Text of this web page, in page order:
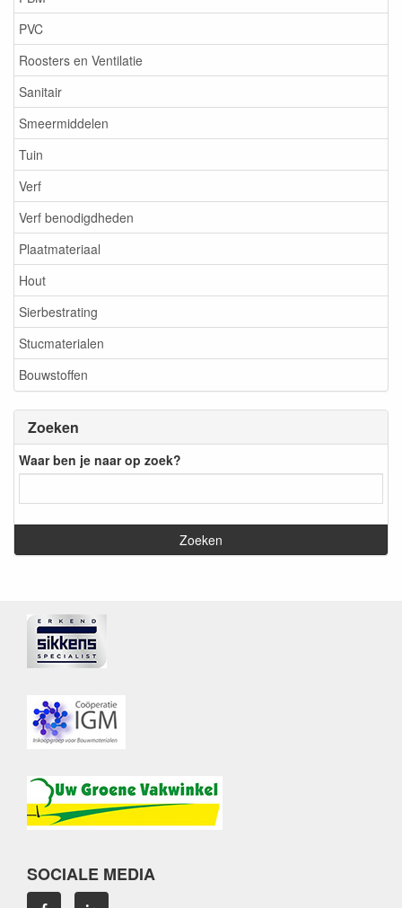
PVC
Roosters en Ventilatie
Sanitair
Smeermiddelen
Tuin
Verf
Verf benodigdheden
Plaatmateriaal
Hout
Sierbestrating
Stucmaterialen
Bouwstoffen
Zoeken
Waar ben je naar op zoek?
SOCIALE MEDIA